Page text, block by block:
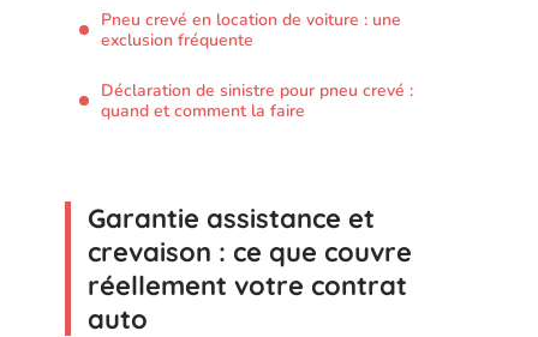
Pneu crevé en location de voiture : une
exclusion fréquente
Déclaration de sinistre pour pneu crevé :
quand et comment la faire
Garantie assistance et
crevaison : ce que couvre
réellement votre contrat
auto